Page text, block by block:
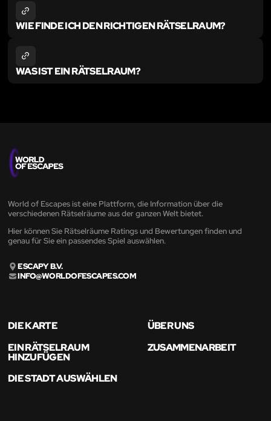
WIE FINDE ICH DEN RICHTIGEN RÄTSELRAUM?
WAS IST EIN RÄTSELRAUM?
World of Escapes ist eine Plattform, die Information über die
verschiedenen Rätselräume aus der ganzen Welt bietet.
Hier können Sie Rätselräume Ratings und Bewertungen finden und
genau für Sie ein passendes Spiel auswählen.
ESCAPY B.V.
INFO@WORLDOFESCAPES.COM
DIE KARTE
ÜBER UNS
EIN RÄTSELRAUM
HINZUFÜGEN
ZUSAMMENARBEIT
DIE STADT AUSWÄHLEN